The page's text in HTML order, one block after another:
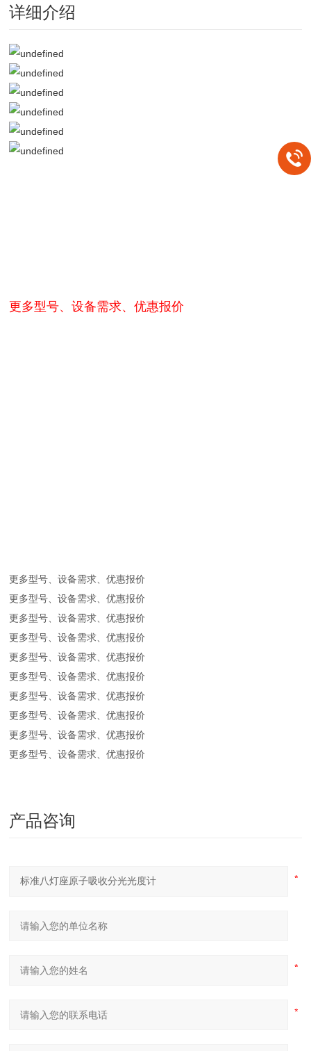
详细介绍
更多型号、设备需求、优惠报价
更多型号、设备需求、优惠报价
更多型号、设备需求、优惠报价
更多型号、设备需求、优惠报价
更多型号、设备需求、优惠报价
更多型号、设备需求、优惠报价
更多型号、设备需求、优惠报价
更多型号、设备需求、优惠报价
更多型号、设备需求、优惠报价
更多型号、设备需求、优惠报价
更多型号、设备需求、优惠报价
产品咨询